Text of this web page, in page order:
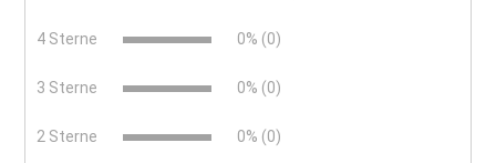
4 Sterne 0% (0)
3 Sterne 0% (0)
2 Sterne 0% (0)